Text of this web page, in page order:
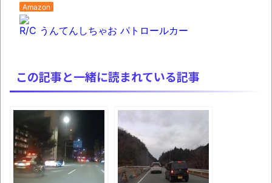
なった
「題名のない音楽会」ゲーム音楽批判から
50歳になりました
凡庸な悪
お前らの身体の悩み教えてくれ
『FF15』が発売10周年！ノクティスフィギ
ュアなどが当たる記念くじが登場です
みんななんだかんだ言ってお金持ってんじ
Amazon
R/C うんてんしちゃお パトロールカー
この記事と一緒に読まれている記事